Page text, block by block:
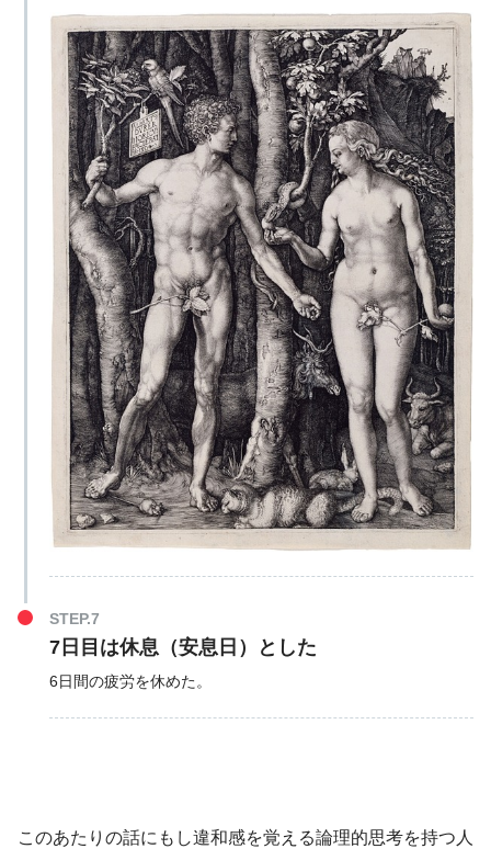
STEP.7
7日目は休息（安息日）とした
6日間の疲労を休めた。
このあたりの話にもし違和感を覚える論理的思考を持つ人